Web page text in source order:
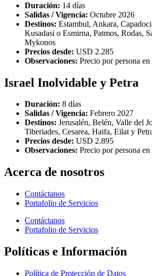
Duración: 14 días
Salidas / Vigencia: Octubre 2026
Destinos: Estambul, Ankara,
Kusadasi o Esmirna, Patmos, Rodas,
Mykonos
Precios desde: USD 2.285
Observaciones: Precio por persona
Israel Inolvidable y Petra
Duración: 8 días
Salidas / Vigencia: Febrero 2027
Destinos: Jerusalén, Belén, Valle del
Tiberiades, Cesarea, Haifa, Eilat y
Precios desde: USD 2.895
Observaciones: Precio por persona
Acerca de nosotros
Contáctanos
Portafolio de Servicios
Contáctanos
Portafolio de Servicios
Políticas e Información
Política de Protección de Datos